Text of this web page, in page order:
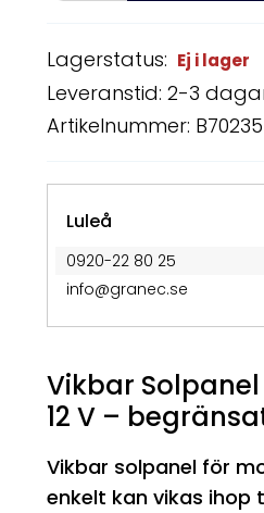
Lagerstatus: Ej i lager
Leveranstid: 2-3
Artikelnummer: B70235
Luleå
0920-22 80 25
info@granec.se
Vikbar Solpanel
12 V –
Vikbar solpanel för
enkelt kan vikas ihop